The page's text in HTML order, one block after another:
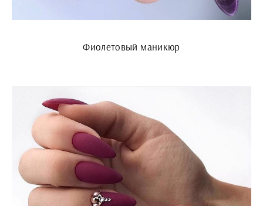
Фиолетовый маникюр